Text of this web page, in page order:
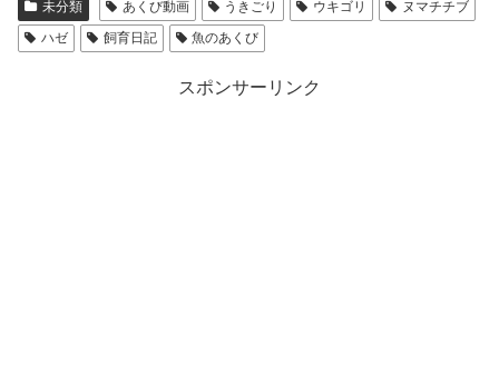
未分類 あくび動画 うきごり ウキゴリ
ヌマチチブ
ハゼ
飼育日記 魚のあくび
スポンサーリンク